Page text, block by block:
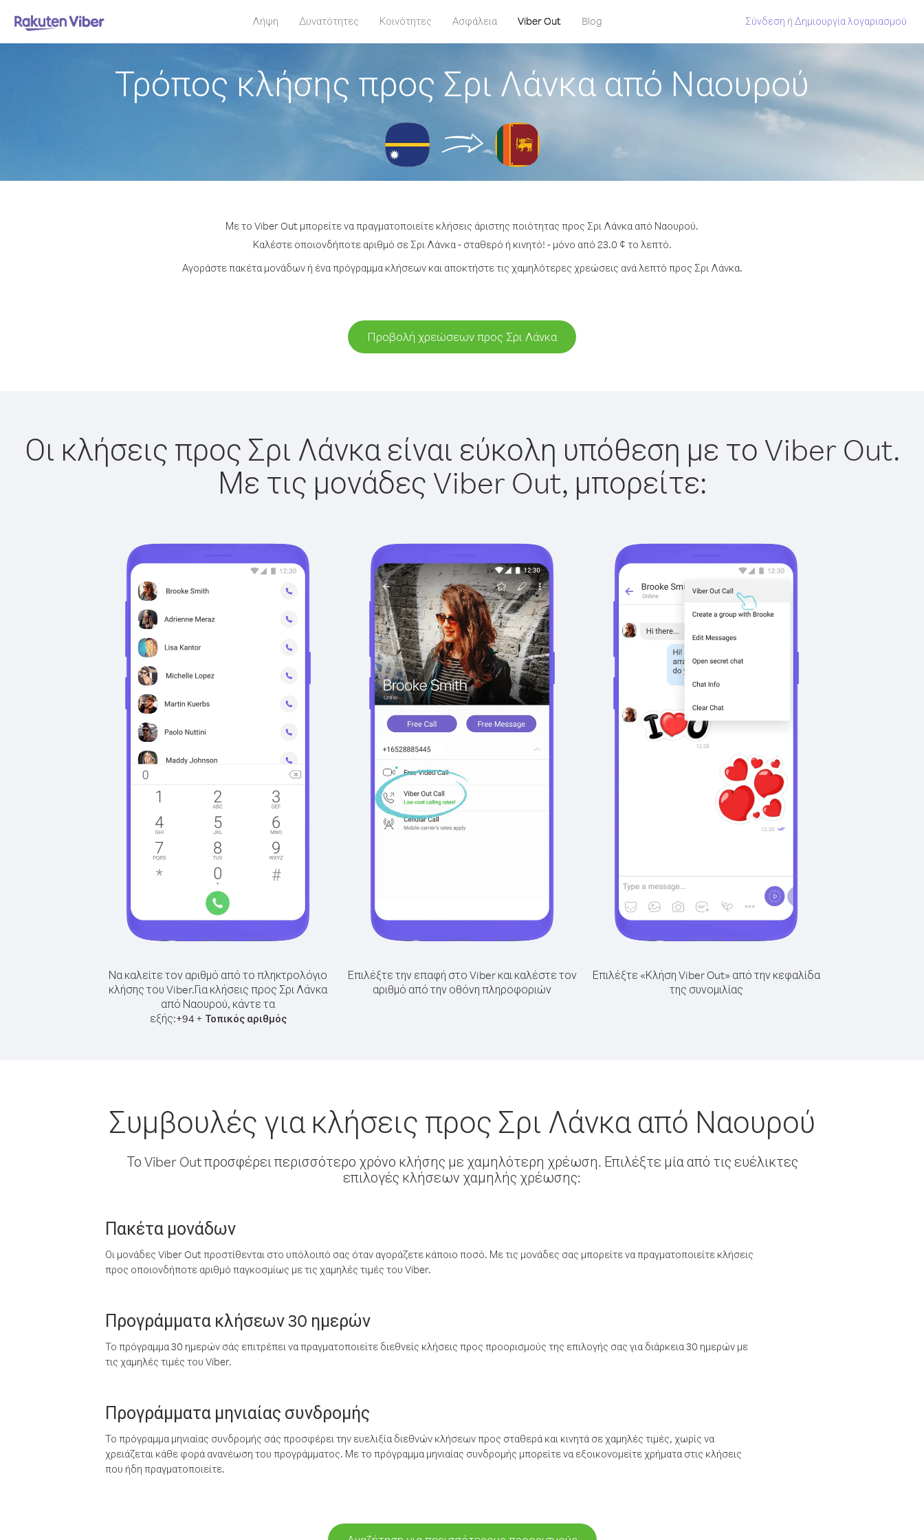
Λήψη Δυνατότητες Κοινότητες Ασφάλεια Viber Out Blog Σύνδεση ή Δημιουργία λογαριασμού
Τρόπος κλήσης προς Σρι Λάνκα από Ναουρού
Με το Viber Out μπορείτε να πραγματοποιείτε κλήσεις άριστης ποιότητας προς Σρι Λάνκα από Ναουρού.
Καλέστε οποιονδήποτε αριθμό σε Σρι Λάνκα - σταθερό ή κινητό! - μόνο από 23.0 ¢ το λεπτό.
Αγοράστε πακέτα μονάδων ή ένα πρόγραμμα κλήσεων και αποκτήστε τις χαμηλότερες χρεώσεις ανά λεπτό προς Σρι Λάνκα.
Προβολή χρεώσεων προς Σρι Λάνκα
Οι κλήσεις προς Σρι Λάνκα είναι εύκολη υπόθεση με το Viber Out.
Με τις μονάδες Viber Out, μπορείτε:
Να καλείτε τον αριθμό από το πληκτρολόγιο
κλήσης του Viber.Για κλήσεις προς Σρι Λάνκα
από Ναουρού, κάντε τα
εξής:+94+ Τοπικός αριθμός
Επιλέξτε την επαφή στο Viber και καλέστε τον
αριθμό από την οθόνη πληροφοριών
Επιλέξτε «Κλήση Viber Out» από την κεφαλίδα
της συνομιλίας
Συμβουλές για κλήσεις προς Σρι Λάνκα από Ναουρού
Το Viber Out προσφέρει περισσότερο χρόνο κλήσης με χαμηλότερη χρέωση. Επιλέξτε μία από τις ευέλικτες
επιλογές κλήσεων χαμηλής χρέωσης:
Πακέτα μονάδων
Οι μονάδες Viber Out προστίθενται στο υπόλοιπό σας όταν αγοράζετε κάποιο ποσό. Με τις μονάδες σας μπορείτε να πραγματοποιείτε κλήσεις
προς οποιονδήποτε αριθμό παγκοσμίως με τις χαμηλές τιμές του Viber.
Προγράμματα κλήσεων 30 ημερών
Το πρόγραμμα 30 ημερών σάς επιτρέπει να πραγματοποιείτε διεθνείς κλήσεις προς προορισμούς της επιλογής σας για διάρκεια 30 ημερών με
τις χαμηλές τιμές του Viber.
Προγράμματα μηνιαίας συνδρομής
Το πρόγραμμα μηνιαίας συνδρομής σάς προσφέρει την ευελιξία διεθνών κλήσεων προς σταθερά και κινητά σε χαμηλές τιμές, χωρίς να
χρειάζεται κάθε φορά ανανέωση του προγράμματος. Με το πρόγραμμα μηνιαίας συνδρομής μπορείτε να εξοικονομείτε χρήματα στις κλήσεις
που ήδη πραγματοποιείτε.